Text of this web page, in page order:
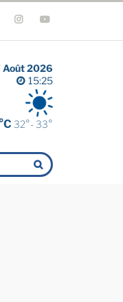
Août 2026
15:25
32°- 33°